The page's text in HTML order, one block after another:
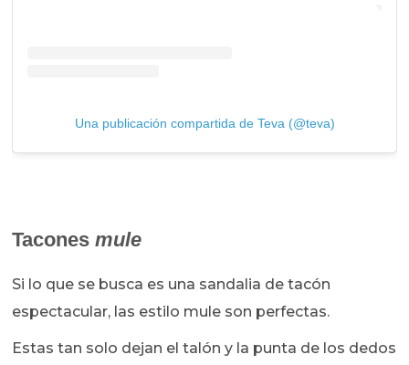
Una publicación compartida de Teva (@teva)
Taconesmule
Si lo que se busca es una sandalia de tacón
espectacular, las estilo mule son perfectas.
Estas tan solo dejan el talón y la punta de los dedos